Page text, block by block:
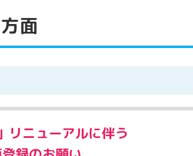
⾯
リニューアルに伴う